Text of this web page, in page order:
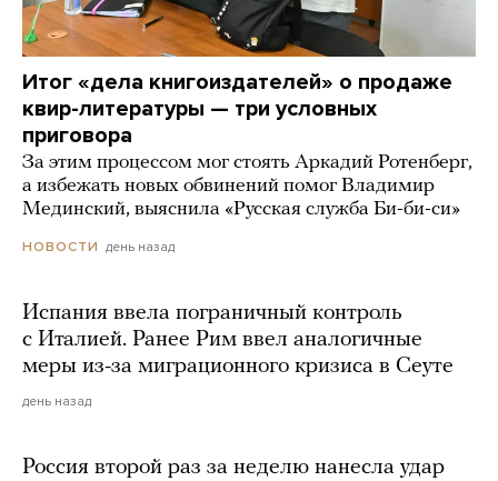
Итог «дела книгоиздателей» о продаже
квир-литературы — три условных
приговора
За этим процессом мог стоять Аркадий Ротенберг,
а избежать новых обвинений помог Владимир
Мединский, выяснила «Русская служба Би-би-си»
НОВОСТИ день назад
Испания ввела пограничный контроль
с Италией. Ранее Рим ввел аналогичные
меры из-за миграционного кризиса в Сеуте
день назад
Россия второй раз за неделю нанесла удар